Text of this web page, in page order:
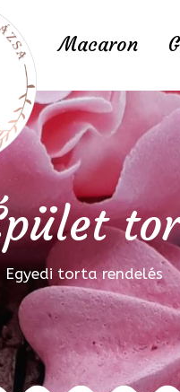
Macaron
Egyedi torta rendelés